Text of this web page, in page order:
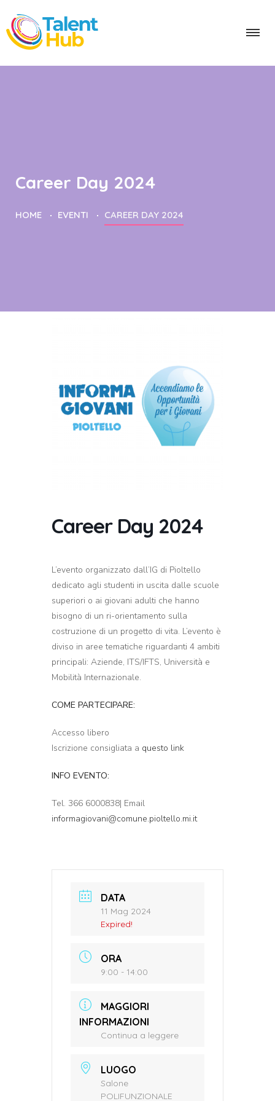
Career Day 2024
HOME EVENTI CAREER DAY 2024
Career Day 2024
L’evento organizzato dall’IG di Pioltello
dedicato agli studenti in uscita dalle scuole
superiori o ai giovani adulti che hanno
bisogno di un ri-orientamento sulla
costruzione di un progetto di vita. L’evento è
diviso in aree tematiche riguardanti 4 ambiti
principali: Aziende, ITS/IFTS, Università e
Mobilità Internazionale.
COME PARTECIPARE:
Accesso libero
Iscrizione consigliata a questo link
INFO EVENTO:
Tel. 366 6000838| Email
informagiovani@comune.pioltello.mi.it
DATA
11 Mag 2024
Expired!
ORA
9:00 - 14:00
MAGGIORI
INFORMAZIONI
Continua a leggere
LUOGO
Salone
POLIFUNZIONALE